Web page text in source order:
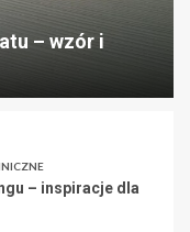
– wzór i
– inspiracje dla